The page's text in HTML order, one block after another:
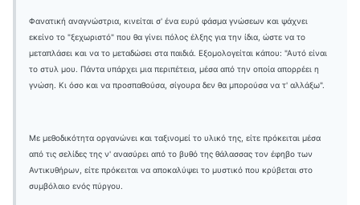
Φανατική αναγνώστρια, κινείται σ' ένα ευρύ φάσμα γνώσεων και ψάχνει
εκείνο το "ξεχωριστό" που θα γίνει πόλος έλξης για την ίδια, ώστε να το
μεταπλάσει και να το μεταδώσει στα παιδιά. Εξομολογείται κάπου: "Αυτό είναι
το στυλ μου. Πάντα υπάρχει μια περιπέτεια, μέσα από την οποία απορρέει η
γνώση. Κι όσο και να προσπαθούσα, σίγουρα δεν θα μπορούσα να τ' αλλάξω".
Με μεθοδικότητα οργανώνει και ταξινομεί το υλικό της, είτε πρόκειται μέσα
από τις σελίδες της ν' ανασύρει από το βυθό της θάλασσας τον έφηβο των
Αντικυθήρων, είτε πρόκειται να αποκαλύψει το μυστικό που κρύβεται στο
συμβόλαιο ενός πύργου.